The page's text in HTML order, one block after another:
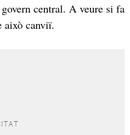
central. A veure si fa
això canviï.